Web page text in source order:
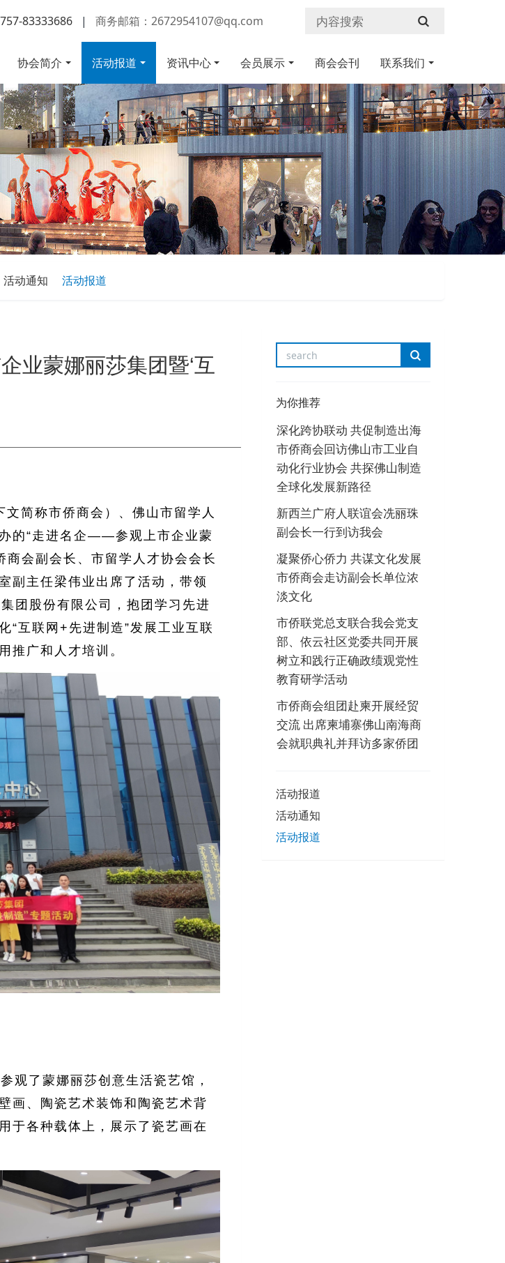
83333686 | 商务邮箱：2672954107@qq.com
协会简介 活动报道 资讯中心 会员展示 商会会刊 联系我们
活动通知 活动报道
业蒙娜丽莎集团暨‘互
简称市侨商会）、佛山市留学人
的“走进名企——参观上市企业蒙
商会副会长、市留学人才协会会长
副主任梁伟业出席了活动，带领
团股份有限公司，抱团学习先进
“互联网+先进制造”发展工业互联
推广和人才培训。
观了蒙娜丽莎创意生活瓷艺馆，
画、陶瓷艺术装饰和陶瓷艺术背
于各种载体上，展示了瓷艺画在
为你推荐
深化跨协联动 共促制造出海
市侨商会回访佛山市工业自
动化行业协会 共探佛山制造
全球化发展新路径
新西兰广府人联谊会冼丽珠
副会长一行到访我会
凝聚侨心侨力 共谋文化发展
市侨商会走访副会长单位浓
淡文化
市侨联党总支联合我会党支
部、依云社区党委共同开展
树立和践行正确政绩观党性
教育研学活动
市侨商会组团赴柬开展经贸
交流 出席柬埔寨佛山南海商
会就职典礼并拜访多家侨团
活动报道
活动通知
活动报道